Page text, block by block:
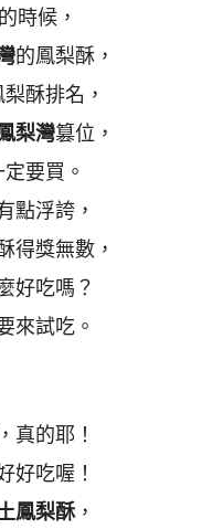
時候，
的鳳梨酥，
酥排名，
梨灣篡位，
要買。
點浮誇，
得獎無數，
好吃嗎？
來試吃。
真的耶！
好吃喔！
鳳梨酥，